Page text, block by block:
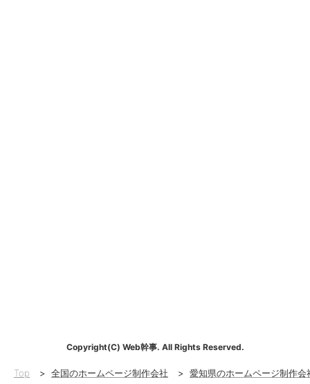
Copyright(C) Web幹事. All Rights Reserved.
Top > 全国のホームページ制作会社 > 愛知県のホームページ制作会